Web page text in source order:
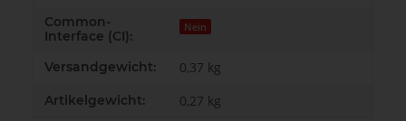
Common-
Interface (CI):
Nein
Versandgewicht: 0,37 kg
Artikelgewicht: 0,27 kg